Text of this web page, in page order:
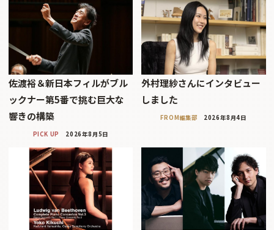
佐渡裕＆新日本フィルがブル
ックナー第5番で挑む巨大な
響きの構築
PICK UP 2026年8月5日
外村理紗さんにインタビュー
しました
FROM編集部 2026年8月4日